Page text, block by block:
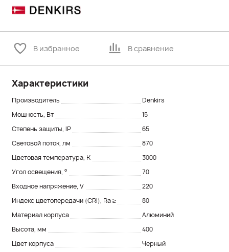
В избранное В сравнение
Характеристики
Производитель
Denkirs
Мощность, Вт
15
Степень защиты, IP
65
Световой поток, лм
870
Цветовая температура, K
3000
Угол освещения, °
70
Входное напряжение, V
220
Индекс цветопередачи (CRI), Ra ≥
80
Материал корпуса
Алюминий
Высота, мм
400
Цвет корпуса
Черный